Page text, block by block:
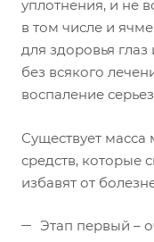
уплотнения, и не
в том числе и
для здоровья
без всякого
воспаление
Существует
средств, которые
избавят от
Этап первый –